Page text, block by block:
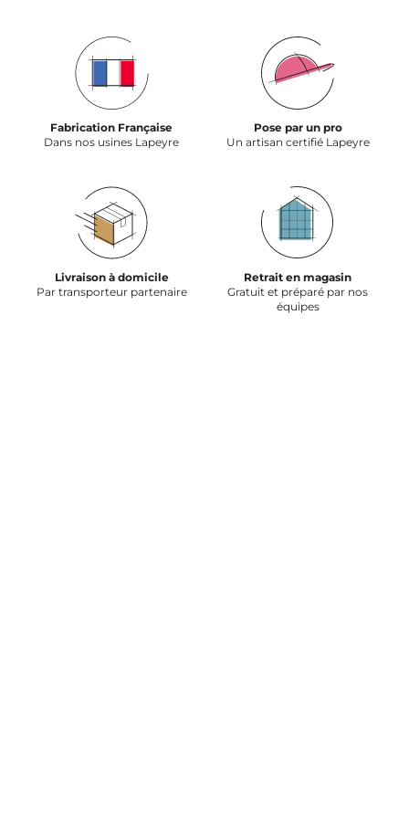
Fabrication Française
Dans nos usines Lapeyre
Pose par un pro
Un artisan certifié Lapeyre
Livraison à domicile
Par transporteur partenaire
Retrait en magasin
Gratuit et préparé par nos
équipes